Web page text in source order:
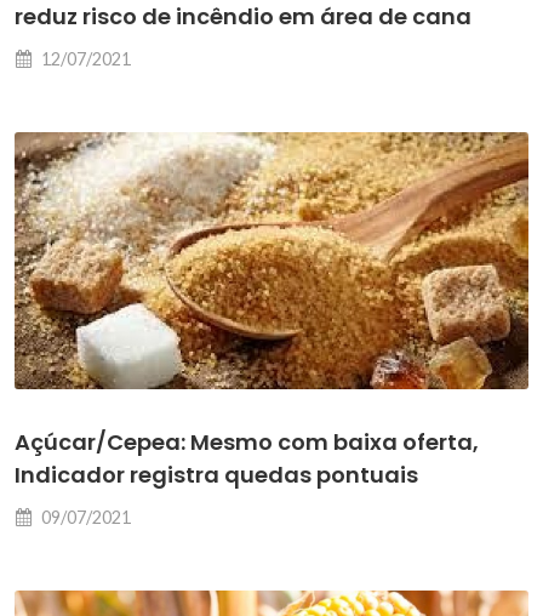
reduz risco de incêndio em área de cana
12/07/2021
Açúcar/Cepea: Mesmo com baixa oferta,
Indicador registra quedas pontuais
09/07/2021